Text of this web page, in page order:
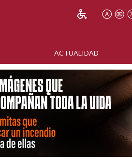
ACTUALIDAD